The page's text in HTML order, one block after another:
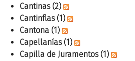
Cantinas (2)
Cantinflas (1)
Cantona (1)
Capellanías (1)
Capilla de Juramentos (1)